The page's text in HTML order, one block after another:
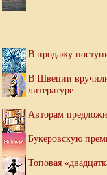
В продажу
В Швеции
литературе
Авторам
Букеровскую
Топовая